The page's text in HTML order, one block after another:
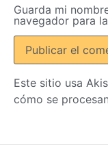
Guarda mi
navegador para
Este sitio usa
cómo se